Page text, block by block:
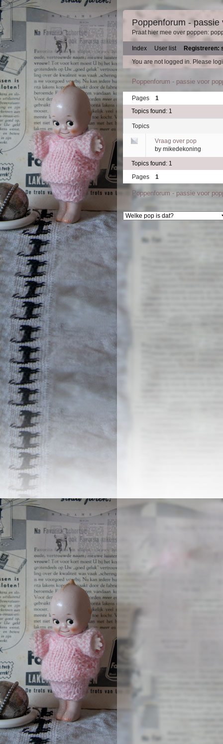
Poppenforum - passie
Praat hier mee over poppen:
Index User list
Registreren:
You are not logged in. Please
Poppenforum - passie voor
Pages
1
Topics found: 1
Topics
Vraag over pop
by mikedekoning
Topics found: 1
Pages
1
Poppenforum - passie voor